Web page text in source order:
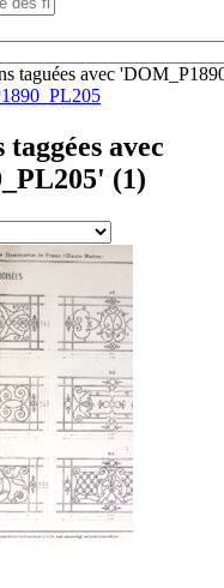
taguées avec
avec
(1)